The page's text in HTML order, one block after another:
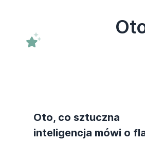
Oto, co sztuczna
inteligencja mówi o